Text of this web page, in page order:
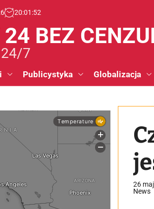
20:01 :52
BEZ
7
Publicystyka Globalizacja
26
News